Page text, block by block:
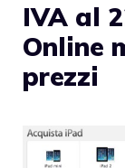
IVA al
Online
prezzi